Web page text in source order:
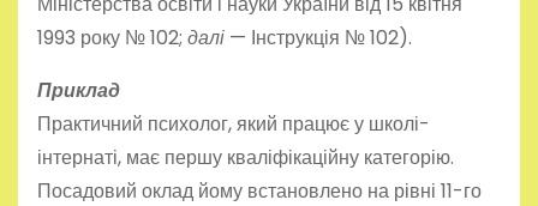
1993 року № 102; далі — Інструкція № 102).
Приклад
Практичний психолог, який працює у школі-
інтернаті, має першу кваліфікаційну категорію.
Посадовий оклад йому встановлено на рівні 11-го